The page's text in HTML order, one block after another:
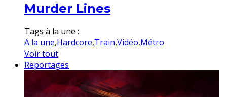
Murder Lines
Tags à la une :
A la une,Hardcore,Train,Vidéo,Métro
Voir tout
Reportages